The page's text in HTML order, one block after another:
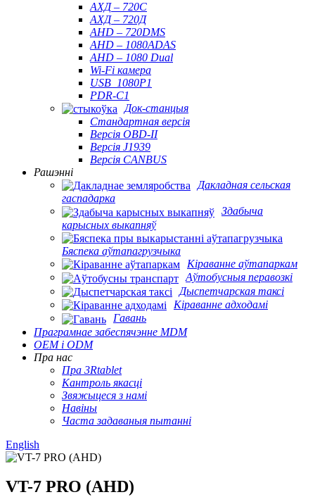
АХД – 720С
АХД – 720Д
AHD – 720DMS
AHD – 1080ADAS
AHD – 1080 Dual
Wi-Fi камера
USB_1080P1
PDR-C1
Док-станцыя
Стандартная версія
Версія OBD-II
Версія J1939
Версія CANBUS
Рашэнні
Дакладная сельская
гаспадарка
Здабыча
карысных выкапняў
Бяспека аўтапагрузчыка
Кіраванне аўтапаркам
Аўтобусныя перавозкі
Дыспетчарская таксі
Кіраванне адходамі
Гавань
Праграмнае забеспячэнне MDM
OEM і ODM
Пра нас
Пра 3Rtablet
Кантроль якасці
Звяжыцеся з намі
Навіны
Часта задаваныя пытанні
English
VT-7 PRO (AHD)